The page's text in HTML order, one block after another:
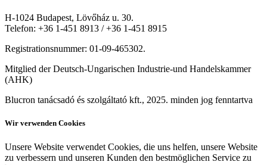
H-1024 Budapest, Lövőház u. 30.
Telefon: +36 1-451 8913 / +36 1-451 8915
Registrationsnummer: 01-09-465302.
Mitglied der Deutsch-Ungarischen Industrie-und Handelskammer
(AHK)
Blucron tanácsadó és szolgáltató kft., 2025. minden jog fenntartva
Wir verwenden Cookies
Unsere Website verwendet Cookies, die uns helfen, unsere Website
zu verbessern und unseren Kunden den bestmöglichen Service zu